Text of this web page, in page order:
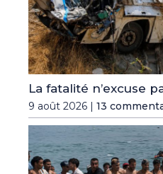
La fatalité n’excuse
9 août 2026 | 13